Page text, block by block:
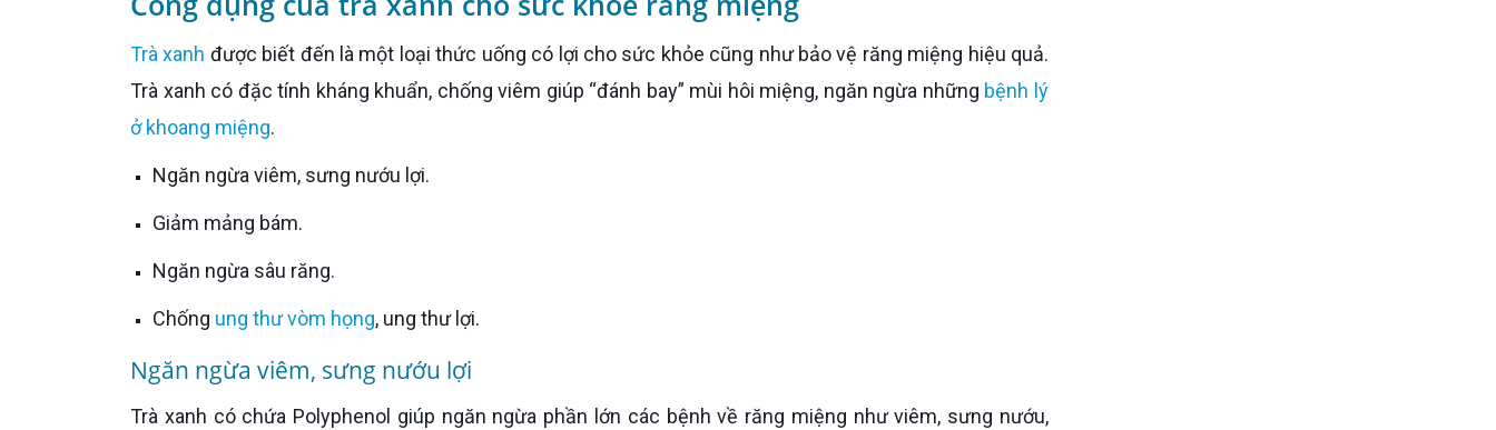
Trà xanh được biết đến là một loại thức uống có lợi cho sức khỏe cũng như bảo vệ răng miệng hiệu quả.
Trà xanh có đặc tính kháng khuẩn, chống viêm giúp “đánh bay” mùi hôi miệng, ngăn ngừa những bệnh lý
ở khoang miệng.
Ngăn ngừa viêm, sưng nướu lợi.
Giảm mảng bám.
Ngăn ngừa sâu răng.
Chống ung thư vòm họng, ung thư lợi.
Ngăn ngừa viêm, sưng nướu lợi
Trà xanh có chứa Polyphenol giúp ngăn ngừa phần lớn các bệnh về răng miệng như viêm, sưng nướu,